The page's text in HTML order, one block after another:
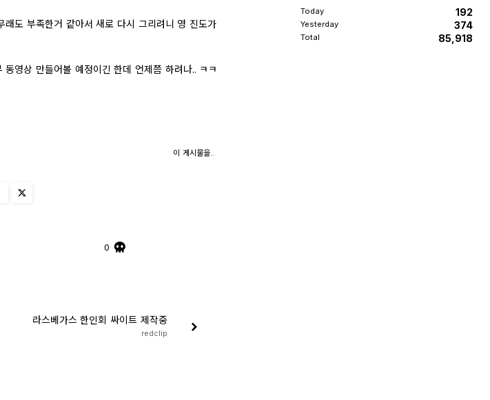
도 부족한거 같아서 새로 다시 그리려니 영 진도가
영상 만들어볼 예정이긴 한데 언제쯤 하려나.. ㅋㅋ
이 게시물을..
0
라스베가스 한인회 싸이트 제작중
redclip
Today 192
Yesterday 374
Total 85,918